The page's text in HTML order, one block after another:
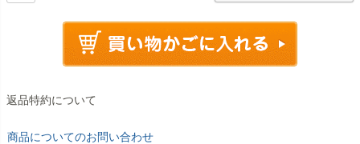
返品特約について
商品についてのお問い合わせ